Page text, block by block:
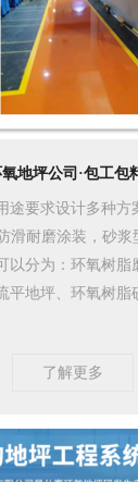
地坪公司·包工包
途要求设计多种方
滑耐磨涂装，砂
以分为：环氧树
平地坪、环氧树
了解更多